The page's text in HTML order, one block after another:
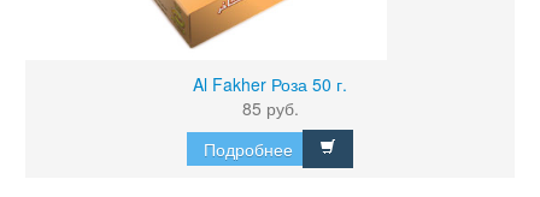
Al Fakher Роза 50 г.
85 руб.
Подробнее